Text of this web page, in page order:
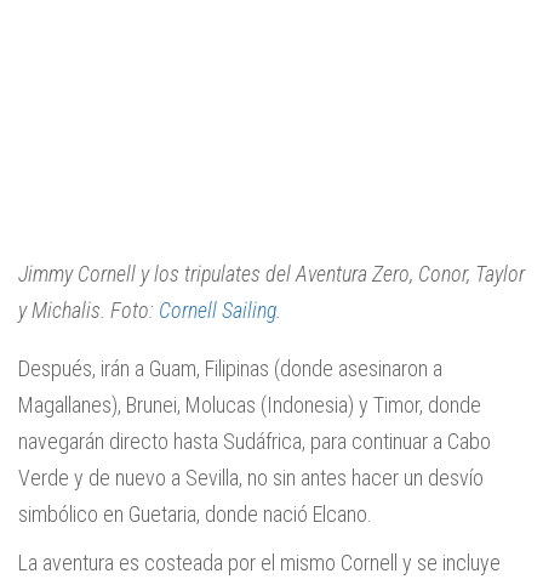
Jimmy Cornell y los tripulates del Aventura Zero, Conor, Taylor
y Michalis. Foto: Cornell Sailing
Después, irán a Guam, Filipinas (donde asesinaron a
Magallanes), Brunei, Molucas (Indonesia) y Timor, donde
navegarán directo hasta Sudáfrica, para continuar a Cabo
Verde y de nuevo a Sevilla, no sin antes hacer un desvío
simbólico en Guetaria, donde nació Elcano.
La aventura es costeada por el mismo Cornell y se incluye